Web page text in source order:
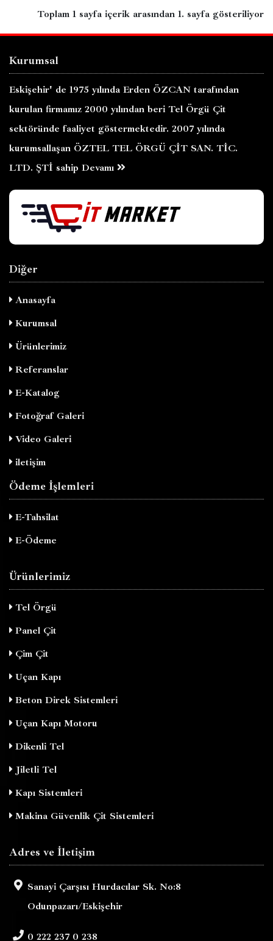
Toplam 1 sayfa içerik arasından 1. sayfa gösteriliyor
Kurumsal
Eskişehir' de 1975 yılında Erden ÖZCAN tarafından
kurulan firmamız 2000 yılından beri Tel Örgü Çit
sektöründe faaliyet göstermektedir. 2007 yılında
kurumsallaşan ÖZTEL TEL ÖRGÜ ÇİT SAN. TİC.
LTD. ŞTİ sahip Devamı
Diğer
Anasayfa
Kurumsal
Ürünlerimiz
Referanslar
E-Katalog
Fotoğraf Galeri
Video Galeri
iletişim
Ödeme İşlemleri
E-Tahsilat
E-Ödeme
Ürünlerimiz
Tel Örgü
Panel Çit
Çim Çit
Uçan Kapı
Beton Direk Sistemleri
Uçan Kapı Motoru
Dikenli Tel
Jiletli Tel
Kapı Sistemleri
Makina Güvenlik Çit Sistemleri
Adres ve İletişim
Sanayi Çarşısı Hurdacılar Sk. No:8
Odunpazarı/Eskişehir
0 222 237 0 238